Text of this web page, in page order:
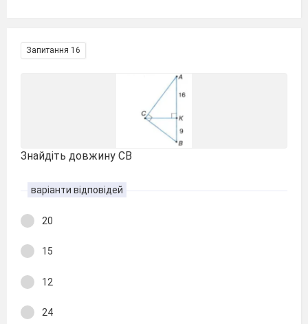
Запитання 16
Знайдіть довжину СВ
варіанти відповідей
20
15
12
24